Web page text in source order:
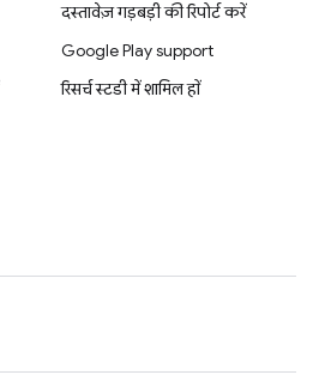
दस्तावेज़ गड़बड़ी की रिपोर्ट करें
Google Play support
रिसर्च स्टडी में शामिल हों